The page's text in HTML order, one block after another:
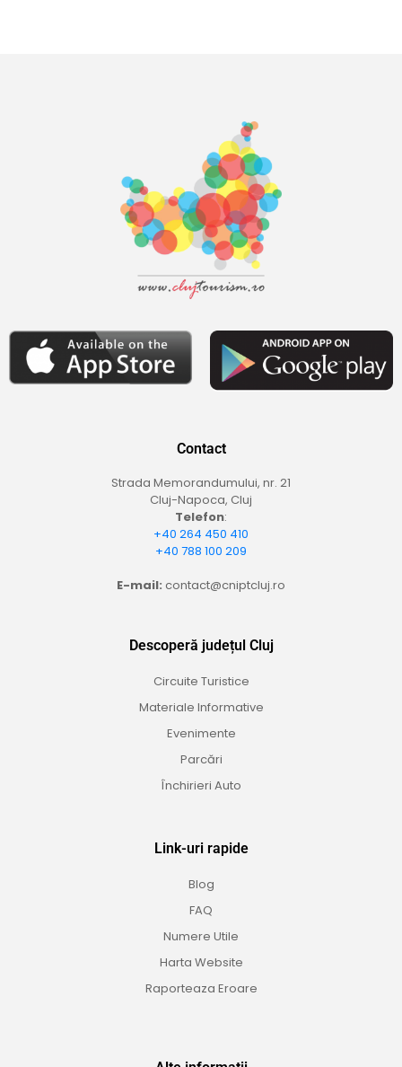
Contact
Strada Memorandumului, nr. 21
Cluj-Napoca, Cluj
Telefon:
+40 264 450 410
+40 788 100 209
E-mail: contact@cniptcluj.ro
Descoperă județul Cluj
Circuite Turistice
Materiale Informative
Evenimente
Parcări
Închirieri Auto
Link-uri rapide
Blog
FAQ
Numere Utile
Harta Website
Raporteaza Eroare